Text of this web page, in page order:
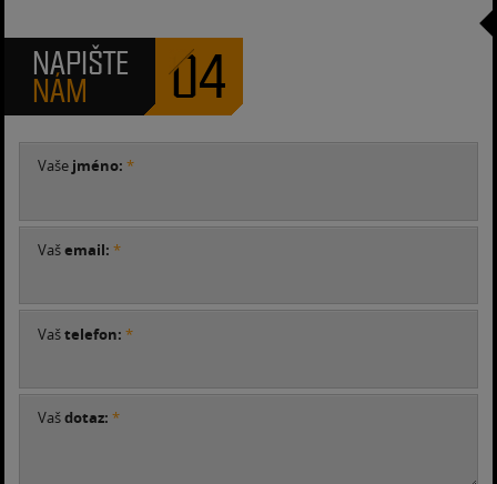
NAPIŠTE
NÁM 04
Vaše jméno: *
Vašemail: *
Vaštelefon: *
Vašdotaz: *